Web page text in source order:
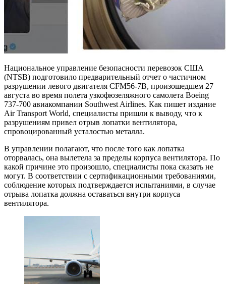
Национальное управление безопасности перевозок США
(NTSB) подготовило предварительный отчет о частичном
разрушении левого двигателя CFM56-7B, произошедшем 27
августа во время полета узкофюзеляжного самолета Boeing
737-700 авиакомпании Southwest Airlines. Как пишет издание
Air Transport World, специалисты пришли к выводу, что к
разрушениям привел отрыв лопатки вентилятора,
спровоцированный усталостью металла.
В управлении полагают, что после того как лопатка
оторвалась, она вылетела за пределы корпуса вентилятора. По
какой причине это произошло, специалисты пока сказать не
могут. В соответствии с сертификационными требованиями,
соблюдение которых подтверждается испытаниями, в случае
отрыва лопатка должна оставаться внутри корпуса
вентилятора.